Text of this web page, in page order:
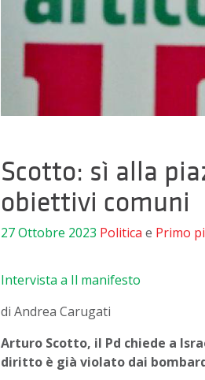
Scotto: sì alla
obiettivi comuni
27 Ottobre 2023 Politica e Primo
Intervista a Il manifesto
di Andrea Carugati
Arturo Scotto, il Pd chiede a
diritto è già violato dai